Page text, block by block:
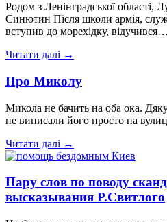
Родом з Ленінградської області,
Синютин Після школи армія,
вступив до морехідку, відучився…
Читати далі →
Про Миколу
Микола не бачить на оба ока.
не виписали його просто на
Читати далі →
Пару слов по поводу
высказывания Р.Свитлого